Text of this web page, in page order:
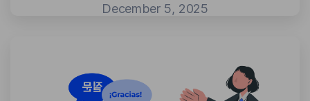
December 5, 2025